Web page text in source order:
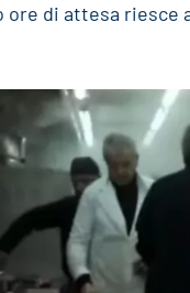
ore di attesa riesce